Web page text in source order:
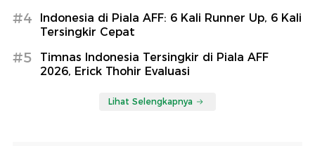
#4
Indonesia di Piala AFF: 6 Kali Runner Up, 6 Kali
Tersingkir Cepat
#5
Timnas Indonesia Tersingkir di Piala AFF
2026, Erick Thohir Evaluasi
Lihat Selengkapnya